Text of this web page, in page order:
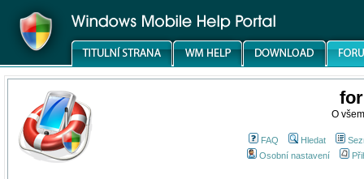
O
FAQ Hledat
Osobní nastavení